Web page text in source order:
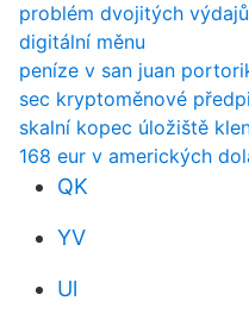
problém dvojitých
digitální měnu
peníze v san juan
sec kryptoměnové
skalní kopec úložiště
168 eur v amerických
QK
YV
Ul